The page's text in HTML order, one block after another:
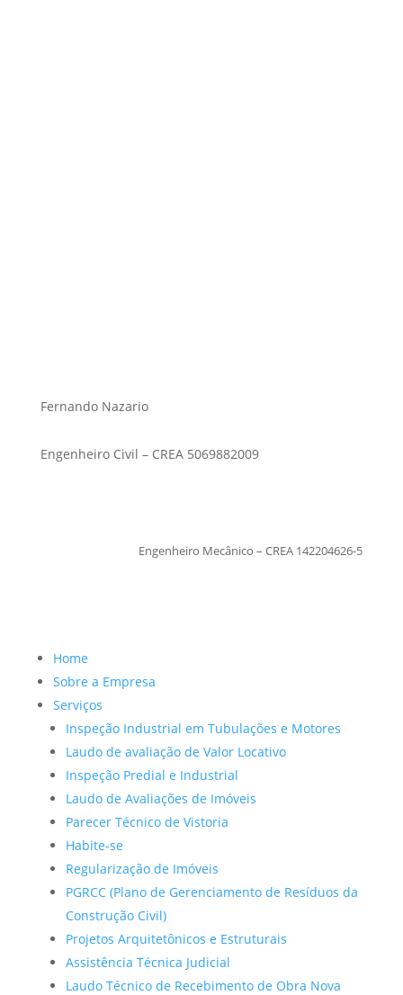
Fernando Nazario
Engenheiro Civil – CREA 5069882009
Engenheiro Mecânico – CREA 142204626-5
Home
Sobre a Empresa
Serviços
Inspeção Industrial em Tubulações e Motores
Laudo de avaliação de Valor Locativo
Inspeção Predial e Industrial
Laudo de Avaliações de Imóveis
Parecer Técnico de Vistoria
Habite-se
Regularização de Imóveis
PGRCC (Plano de Gerenciamento de Resíduos da
Construção Civil)
Projetos Arquitetônicos e Estruturais
Assistência Técnica Judicial
Laudo Técnico de Recebimento de Obra Nova